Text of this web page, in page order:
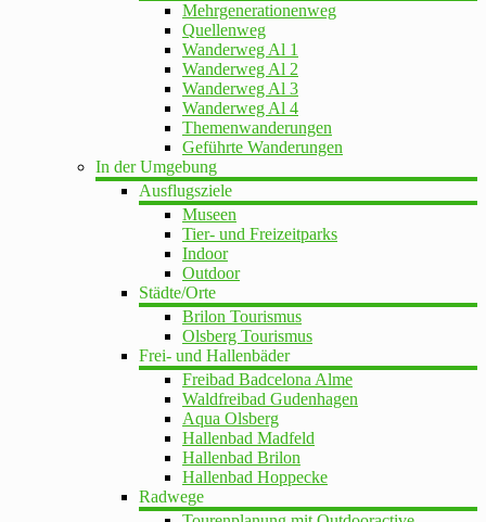
Mehrgenerationenweg
Quellenweg
Wanderweg Al 1
Wanderweg Al 2
Wanderweg Al 3
Wanderweg Al 4
Themenwanderungen
Geführte Wanderungen
In der Umgebung
Ausflugsziele
Museen
Tier- und Freizeitparks
Indoor
Outdoor
Städte/Orte
Brilon Tourismus
Olsberg Tourismus
Frei- und Hallenbäder
Freibad Badcelona Alme
Waldfreibad Gudenhagen
Aqua Olsberg
Hallenbad Madfeld
Hallenbad Brilon
Hallenbad Hoppecke
Radwege